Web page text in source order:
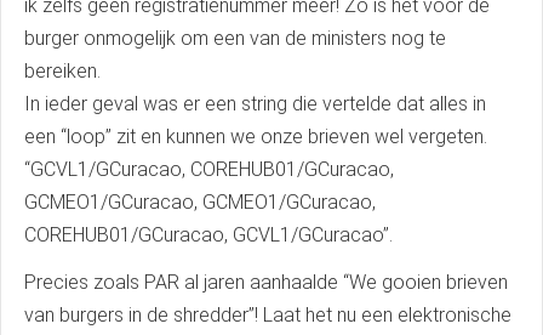
ik zelfs geen registratienummer meer! Zo is het voor de
burger onmogelijk om een van de ministers nog te
bereiken.
In ieder geval was er een string die vertelde dat alles in
een “loop” zit en kunnen we onze brieven wel vergeten.
“GCVL1/GCuracao, COREHUB01/GCuracao,
GCMEO1/GCuracao, GCMEO1/GCuracao,
COREHUB01/GCuracao, GCVL1/GCuracao”.
Precies zoals PAR al jaren aanhaalde “We gooien brieven
van burgers in de shredder”! Laat het nu een elektronische